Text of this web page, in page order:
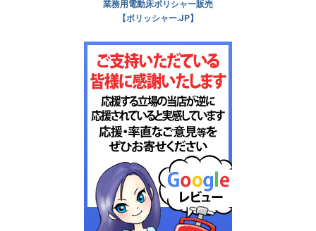
業務用電動床ポリシャー販売
【ポリッシャー.JP】